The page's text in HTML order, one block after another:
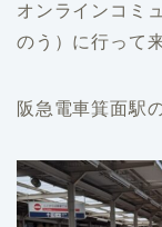
オンラインコミ
のう）に行って
阪急電車箕面駅